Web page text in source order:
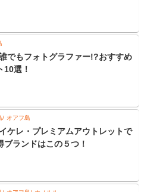
でもフォトグラファー!?おすすめ
10選！
オアフ島
ケレ・プレミアムアウトレットで
ブランドはこの５つ！